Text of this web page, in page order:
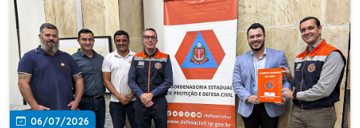
06/07/2026